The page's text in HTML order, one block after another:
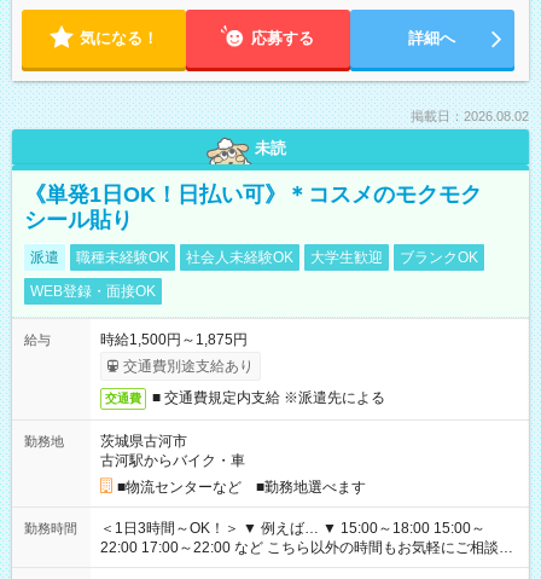
気になる！ 応募する 詳細へ
掲載日：2026.08.02
未読
《単発1日OK！日払い可》＊コスメのモクモク
シール貼り
派遣 職種未経験OK 社会人未経験OK 大学生歓迎
ブランクOK
WEB登録・面接OK
給与
時給1,500円～1,875円
交通費別途支給あり
交通費 ■ 交通費規定内支給 ※派遣先による
勤務地
茨城県古河市
古河駅からバイク・車
■物流センターなど ■勤務地選べます
勤務時間
＜1日3時間～OK！＞ ▼ 例えば… ▼ 15:00～18:00 15:00～
22:00 17:00～22:00 など こちら以外の時間もお気軽にご相談く
ださい！